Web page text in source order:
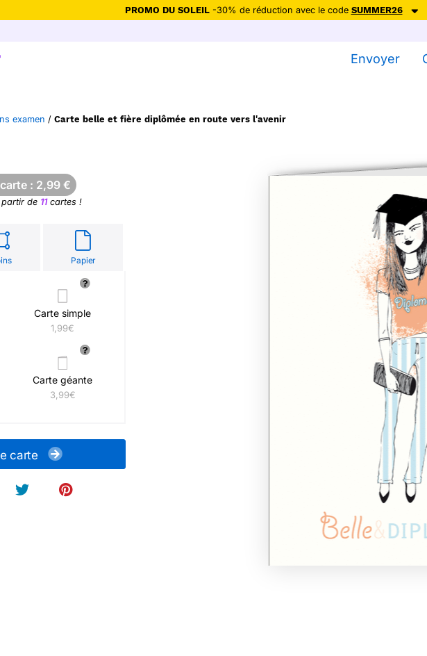
PROMO DU SOLEIL-30% de réduction avec le code SUMMER26
Ne plus afficher
Envoyer
examen / Carte belle et fière diplômée en route vers l'avenir
: 2,99 €
de 11cartes !
Papier
Carte simple
1,99€
Carte géante
3,99€
carte